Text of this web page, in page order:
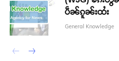
ပဵၼ်ၵူၼ်းထႆး
General Knowledge